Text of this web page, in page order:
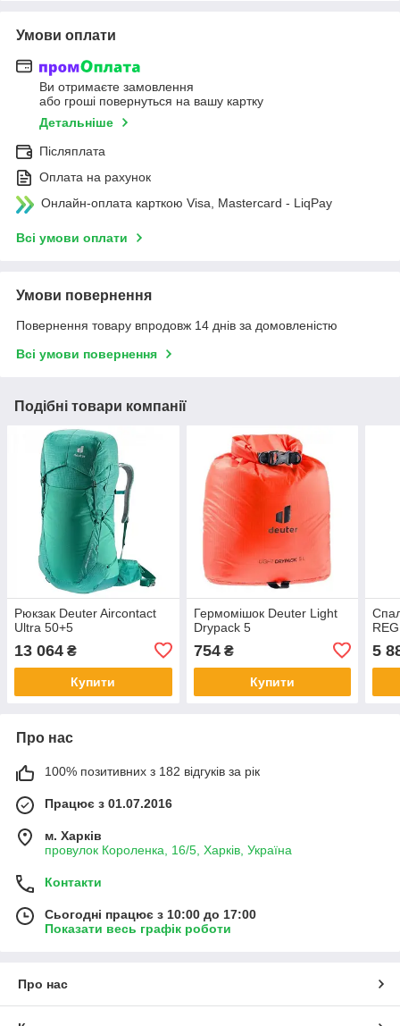
Умови оплати
Ви отримаєте замовлення
або гроші повернуться на вашу картку
Детальніше
Післяплата
Оплата на рахунок
Онлайн-оплата карткою Visa, Mastercard - LiqPay
Всі умови оплати
Умови повернення
Повернення товару впродовж 14 днів за домовленістю
Всі умови повернення
Подібні товари компанії
Рюкзак Deuter Aircontact
Ultra 50+5
13 064 ₴
Купити
Гермомішок Deuter Light
Drypack 5
754₴
Купити
REG
5
Про нас
100% позитивних з 182 відгуків за рік
Працює з 01.07.2016
м. Харків
провулок Короленка, 16/5, Харків, Україна
Контакти
Сьогодні працює з 10:00 до 17:00
Показати весь графік роботи
Про нас